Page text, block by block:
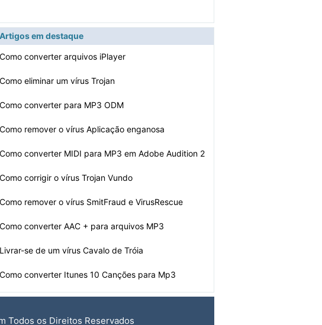
Artigos em destaque
Como converter arquivos iPlayer
Como eliminar um vírus Trojan
Como converter para MP3 ODM
Como remover o vírus Aplicação enganosa
Como converter MIDI para MP3 em Adobe Audition 2
Como corrigir o vírus Trojan Vundo
Como remover o vírus SmitFraud e VirusRescue
Como converter AAC + para arquivos MP3
Livrar-se de um vírus Cavalo de Tróia
Como converter Itunes 10 Canções para Mp3
Todos os Direitos Reservados